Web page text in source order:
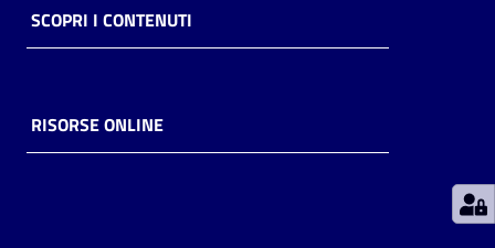
Piani
Decentrate
SCOPRI I CONTENUTI
RISORSE ONLINE